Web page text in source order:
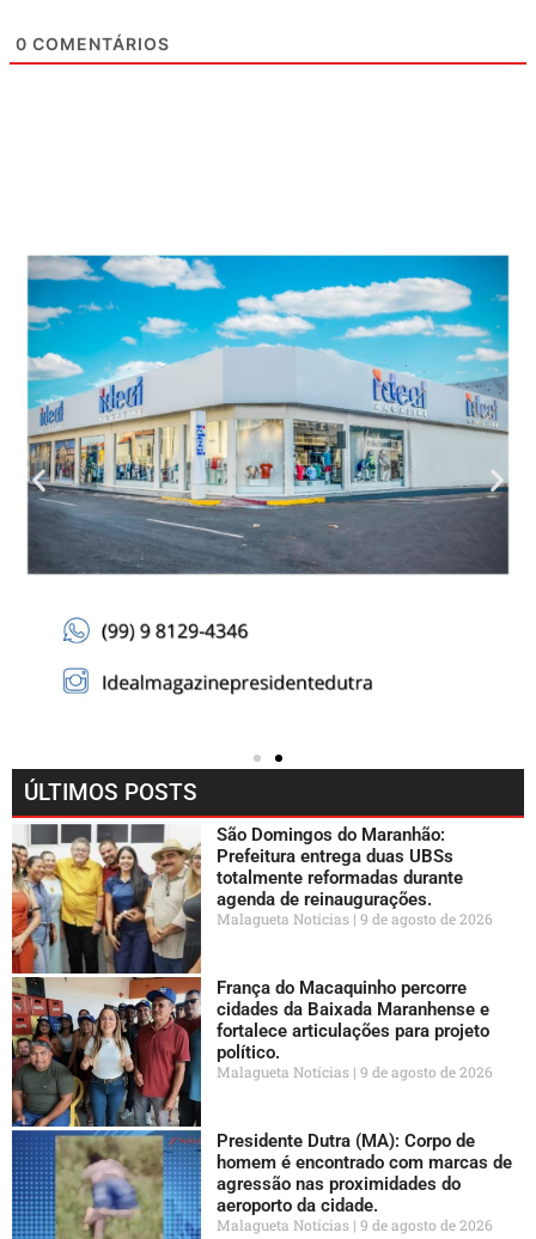
0 COMENTÁRIOS
ÚLTIMOS POSTS
São Domingos do Maranhão:
Prefeitura entrega duas UBSs
totalmente reformadas durante
agenda de reinaugurações.
Malagueta Notícias 9 de agosto de 2026
França do Macaquinho percorre
cidades da Baixada Maranhense e
fortalece articulações para projeto
político.
Malagueta Notícias 9 de agosto de 2026
Presidente Dutra (MA): Corpo de
homem é encontrado com marcas de
agressão nas proximidades do
aeroporto da cidade.
Malagueta Notícias 9 de agosto de 2026